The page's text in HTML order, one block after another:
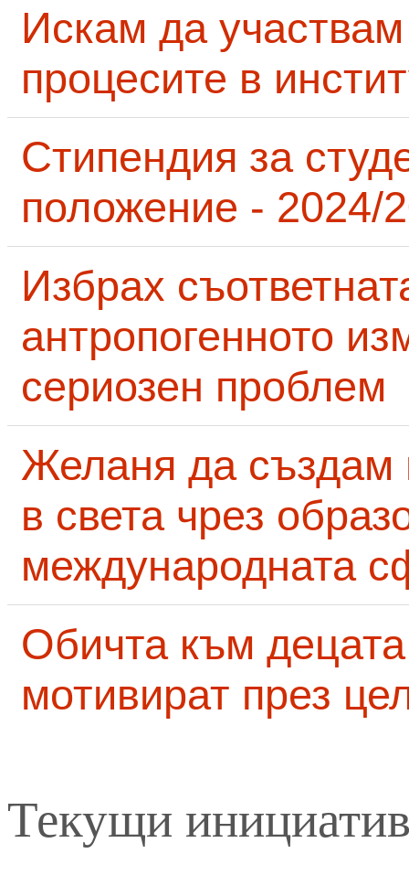
Искам да
процесите в
Стипендия за
положение - 2024/
Избрах
антропогенното
сериозен проблем
Желаня да създам
в света чрез
международната
Обичта към
мотивират през
Текущи